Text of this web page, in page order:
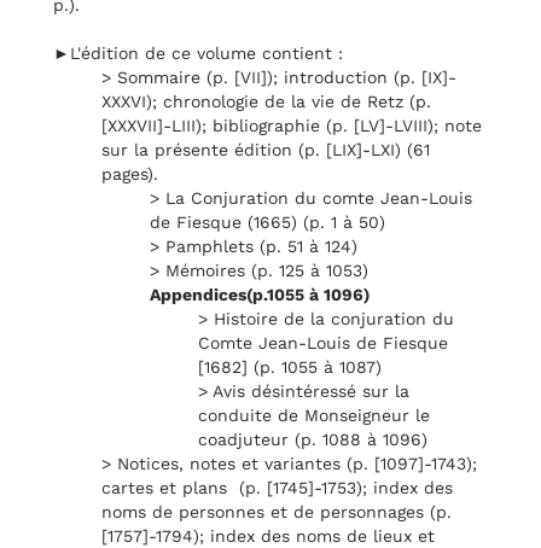
p.).
►L'édition de ce volume contient :
> Sommaire (p. [VII]); introduction (p. [IX]-
XXXVI); chronologie de la vie de Retz (p.
[XXXVII]-LIII); bibliographie (p. [LV]-LVIII); note
sur la présente édition (p. [LIX]-LXI) (61
pages).
> La Conjuration du comte Jean-Louis
de Fiesque (1665) (p. 1 à 50)
> Pamphlets (p. 51 à 124)
> Mémoires (p. 125 à 1053)
Appendices(p.1055 à 1096)
> Histoire de la conjuration du
Comte Jean-Louis de Fiesque
[1682] (p. 1055 à 1087)
> Avis désintéressé sur la
conduite de Monseigneur le
coadjuteur (p. 1088 à 1096)
> Notices, notes et variantes (p. [1097]-1743);
cartes et plans (p. [1745]-1753); index des
noms de personnes et de personnages (p.
[1757]-1794); index des noms de lieux et